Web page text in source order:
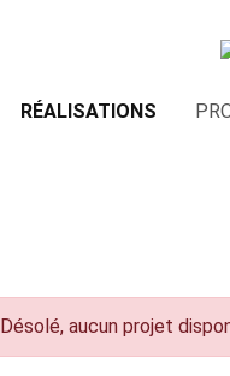
RÉALISATIONS
Désolé, aucun projet